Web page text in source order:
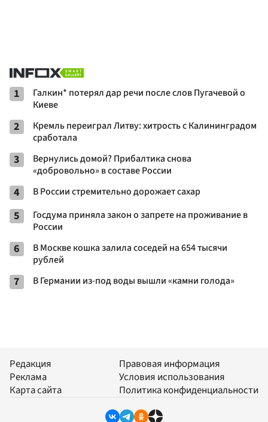
1
Галкин* потерял дар речи после слов Пугачевой о
Киеве
2
Кремль переиграл Литву: хитрость с Калининградом
сработала
3
Вернулись домой? Прибалтика снова
«добровольно» в составе России
4 В России стремительно дорожает сахар
5
Госдума приняла закон о запрете на проживание в
России
6
В Москве кошка залила соседей на 654 тысячи
рублей
7 В Германии из-под воды вышли «камни голода»
Редакция
Реклама
Карта сайта
Правовая информация
Условия использования
Политика конфиденциальности